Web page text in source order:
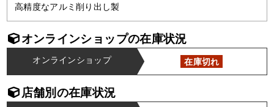
高精度なアルミ削り出し製
オンラインショップの在庫状況
オンラインショップ 在庫切れ
店舗別の在庫状況